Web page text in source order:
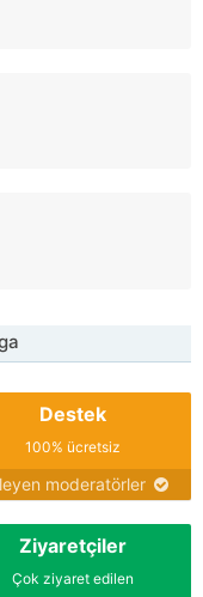
Destek
100% ücretsiz
moderatörler
Ziyaretçiler
Çok ziyaret edilen